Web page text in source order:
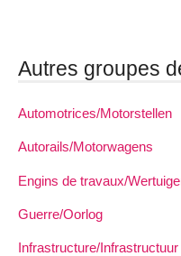
Autres groupes
Automotrices/Motorstellen
Autorails/Motorwagens
Engins de travaux/
Guerre/Oorlog
Infrastructure/Infrastructuur